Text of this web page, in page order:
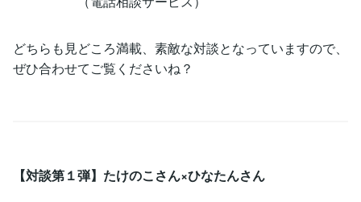
どちらも見どころ満載、素敵な対談となっていますので、
ぜひ合わせてご覧くださいね？
【対談第１弾】たけのこさん×ひなたんさん